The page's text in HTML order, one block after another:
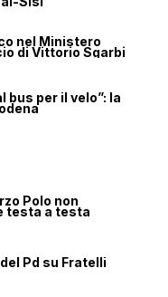
nel Ministero
di Vittorio Sgarbi
bus per il velo”: la
Polo non
testa a testa
Pd su Fratelli